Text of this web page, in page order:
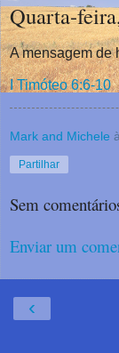
Quarta-
A mensagem de
I Timóteo 6:6-10
Mark and Michele
Partilhar
Sem
Enviar um
‹